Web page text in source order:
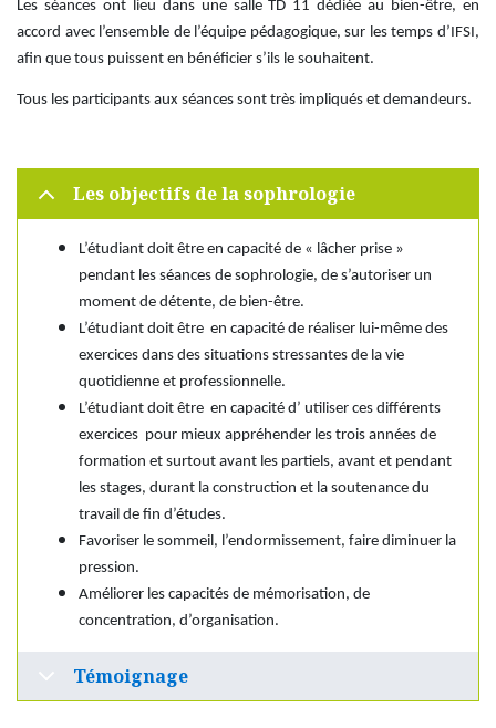
Les séances ont lieu dans une salle TD 11 dédiée au bien-être, en
accord avec l’ensemble de l’équipe pédagogique, sur les temps d’IFSI,
afin que tous puissent en bénéficier s’ils le souhaitent.
Tous les participants aux séances sont très impliqués et demandeurs.
Les objectifs de la sophrologie
L’étudiant doit être en capacité de « lâcher prise »
pendant les séances de sophrologie, de s’autoriser un
moment de détente, de bien-être.
L’étudiant doit être en capacité de réaliser lui-même des
exercices dans des situations stressantes de la vie
quotidienne et professionnelle.
L’étudiant doit être en capacité d’ utiliser ces différents
exercices pour mieux appréhender les trois années de
formation et surtout avant les partiels, avant et pendant
les stages, durant la construction et la soutenance du
travail de fin d’études.
Favoriser le sommeil, l’endormissement, faire diminuer la
pression.
Améliorer les capacités de mémorisation, de
concentration, d’organisation.
Témoignage